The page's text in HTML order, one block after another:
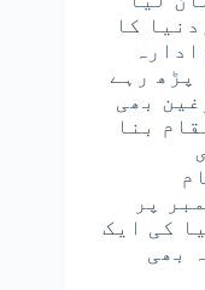
کا
پڑھ رہے
بھی
بنا
پر
کی ایک
بھی